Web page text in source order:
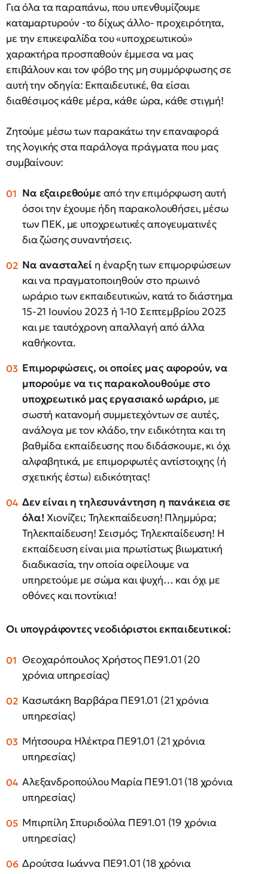
Για όλα τα παραπάνω, που υπενθυμίζουμε
καταμαρτυρούν -το δίχως άλλο- προχειρότητα,
με την επικεφαλίδα του «υποχρεωτικού»
χαρακτήρα προσπαθούν έμμεσα να μας
επιβάλουν και τον φόβο της μη συμμόρφωσης σε
αυτή την οδηγία: Εκπαιδευτικέ, θα είσαι
διαθέσιμος κάθε μέρα, κάθε ώρα, κάθε στιγμή!
Ζητούμε μέσω των παρακάτω την επαναφορά
της λογικής στα παράλογα πράγματα που μας
συμβαίνουν:
Να εξαιρεθούμεαπό την επιμόρφωση αυτή
όσοι την έχουμε ήδη παρακολουθήσει, μέσω
των ΠΕΚ, με υποχρεωτικές απογευματινές
δια ζώσης συναντήσεις.
Να ανασταλεί η έναρξη των επιμορφώσεων
και να πραγματοποιηθούν στο πρωινό
ωράριο των εκπαιδευτικών, κατά το διάστημα
15-21 Ιουνίου 2023 ή 1-10 Σεπτεμβρίου 2023
και με ταυτόχρονη απαλλαγή από άλλα
καθήκοντα.
Επιμορφώσεις, οι οποίες μας αφορούν, να
μπορούμε να τις παρακολουθούμε στο
υποχρεωτικό μας εργασιακό ωράριο, με
σωστή κατανομή συμμετεχόντων σε αυτές,
ανάλογα με τον κλάδο, την ειδικότητα και τη
βαθμίδα εκπαίδευσης που διδάσκουμε, κι όχι
αλφαβητικά, με επιμορφωτές αντίστοιχης (ή
σχετικής έστω) ειδικότητας!
Δεν είναι η τηλεσυνάντηση η πανάκεια σε
όλα!Χιονίζει; Τηλεκπαίδευση! Πλημμύρα;
Τηλεκπαίδευση! Σεισμός; Τηλεκπαίδευση! Η
εκπαίδευση είναι μια πρωτίστως βιωματική
διαδικασία, την οποία οφείλουμε να
υπηρετούμε με σώμα και ψυχή… και όχι με
οθόνες και ποντίκια!
Οι υπογράφοντες νεοδιόριστοι εκπαιδευτικοί:
Θεοχαρόπουλος Χρήστος ΠΕ91.01 (20
χρόνια υπηρεσίας)
Κασωτάκη Βαρβάρα ΠΕ91.01 (21 χρόνια
υπηρεσίας)
Μήτσουρα Ηλέκτρα ΠΕ91.01 (21 χρόνια
υπηρεσίας)
Αλεξανδροπούλου Μαρία ΠΕ91.01 (18 χρόνια
υπηρεσίας)
Μπιρπίλη Σπυριδούλα ΠΕ91.01 (19 χρόνια
υπηρεσίας)
Δρούτσα Ιωάννα ΠΕ91.01 (18 χρόνια